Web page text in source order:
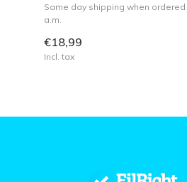
Same day shipping when
a.m.
€18,99
Incl. tax